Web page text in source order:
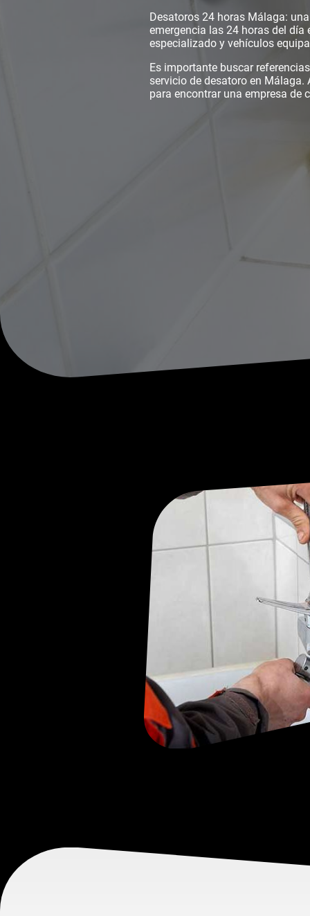
Desatoros 24 horas Málaga:
emergencia las 24 horas del día
especializado y vehículos
Es importante buscar
servicio de desatoro en Málaga.
para encontrar una empresa de